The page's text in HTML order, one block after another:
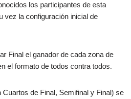
los participantes de esta
vez la configuración inicial de
Final el ganador de cada zona de
el formato de todos contra todos.
Cuartos de Final, Semifinal y Final) se